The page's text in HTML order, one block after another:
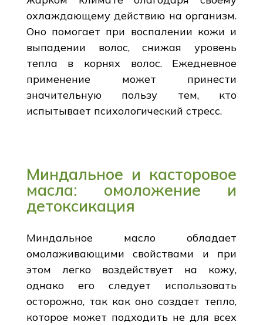
охлаждающему действию на организм.
Оно помогает при воспалении кожи и
выпадении волос, снижая уровень
тепла в корнях волос. Ежедневное
применение может принести
значительную пользу тем, кто
испытывает психологический стресс.
Миндальное и касторовое
масла: омоложение и
детоксикация
Миндальное масло обладает
омолаживающими свойствами и при
этом легко воздействует на кожу,
однако его следует использовать
осторожно, так как оно создает тепло,
которое может подходить не для всех